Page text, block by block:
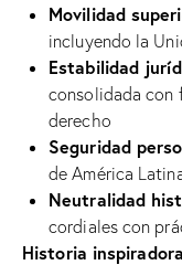
Movilidad
incluyendo la
Estabilidad
consolidada con
derecho
Seguridad
de América
Neutralidad
cordiales con
Historia